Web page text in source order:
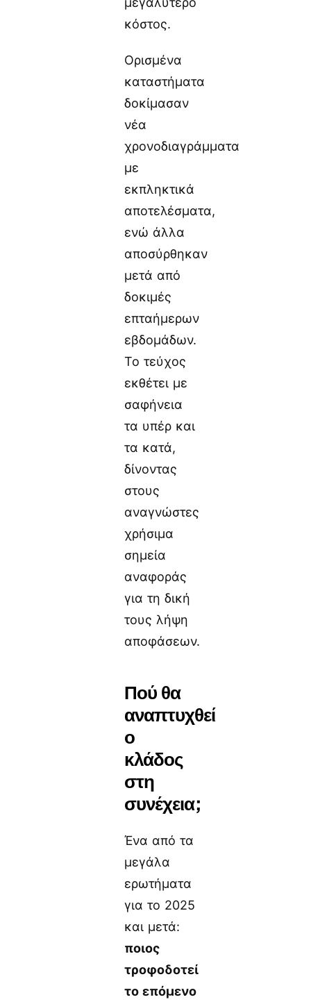
κόστος.
Ορισμένα
καταστήματα
δοκίμασαν
νέα
χρονοδιαγράμματα
με
εκπληκτικά
αποτελέσματα,
ενώ άλλα
αποσύρθηκαν
μετά από
δοκιμές
επταήμερων
εβδομάδων.
Το τεύχος
εκθέτει με
σαφήνεια
τα υπέρ και
τα κατά,
δίνοντας
στους
αναγνώστες
χρήσιμα
σημεία
αναφοράς
για τη δική
τους λήψη
αποφάσεων.
Πού θα
αναπτυχθεί
ο
κλάδος
στη
συνέχεια;
Ένα από τα
μεγάλα
ερωτήματα
για το 2025
και μετά:
ποιος
τροφοδοτεί
το επόμενο